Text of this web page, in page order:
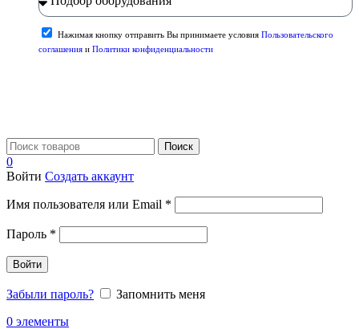
Нажимая кнопку отправить Вы принимаете условия Пользовательского
соглашения и Политики конфиденциальности
Поиск
0
Войти Создать аккаунт
Имя пользователя или Email *
Пароль *
Войти
Забыли пароль?
Запомнить меня
0 элементы